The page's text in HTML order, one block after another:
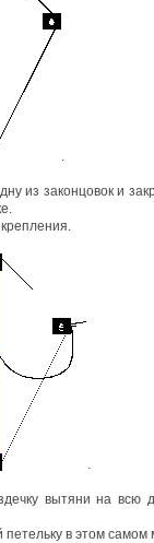
.
из законцовок и
.
вытяни на всю
петельку в этом самом